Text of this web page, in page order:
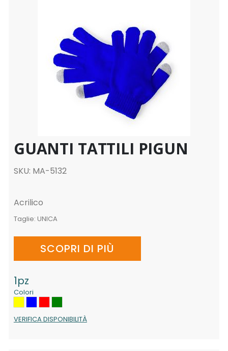
GUANTI TATTILI PIGUN
SKU: MA-5132
Acrilico
Taglie: UNICA
SCOPRI DI PIÙ
1pz
Colori
VERIFICA DISPONIBILITÀ